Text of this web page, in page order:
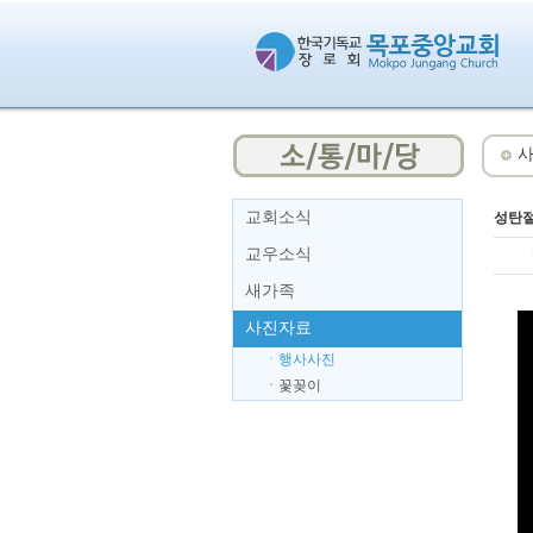
교회소식
교우소식
새가족
사진자료
ㆍ행사사진
ㆍ꽃꽂이
성탄